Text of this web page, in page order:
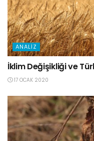
ANALIZ
İklim Değişikliği ve
17 OCAK 2020